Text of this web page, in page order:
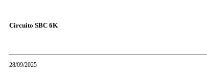
Circuito SBC 6K
28/09/2025